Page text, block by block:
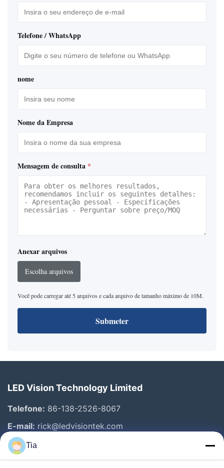
Telefone / WhatsApp
nome
Nome da Empresa
Mensagem de consulta *
Anexar arquivos
Escolha arquivos
Você pode carregar até 5 arquivos e cada arquivo de tamanho máximo de 10M.
Submeter
LED Vision Technology Limited
Telefone: 86-138-2526-8067
E-mail: rick@ledvisiontek.com
Links Rápidos
Tia